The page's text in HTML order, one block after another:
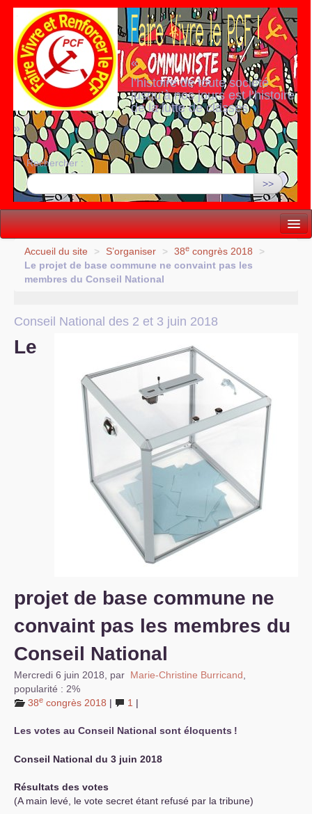
«
l’histoire de toute société
jusqu’à nos jours est l’histoire
de la lutte de classes
»
Rechercher :
>>
Vie politique
Lutter, Unir...
Accueil du site > S’organiser > 38e congrès 2018
>
Le projet de base commune ne convaint pas les
membres du Conseil National
Conseil National des 2 et 3 juin 2018
Le
projet de base commune ne
convaint pas les membres du
Conseil National
Mercredi 6 juin 2018 par Marie-Christine Burricand
popularité : 2%
38e congrès 2018 | 1 |
Les votes au Conseil National sont éloquents !
Conseil National du 3 juin 2018
Résultats des votes
(A main levé, le vote secret étant refusé par la tribune)